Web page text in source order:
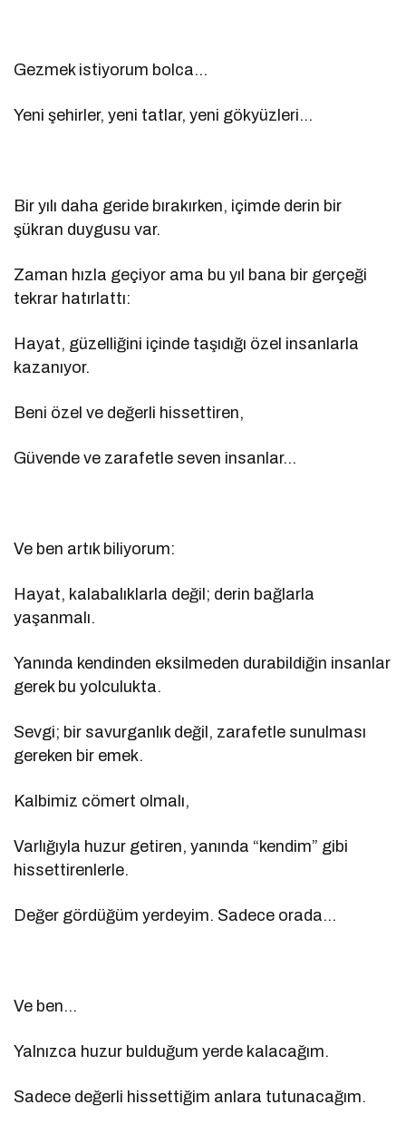
Gezmek istiyorum bolca…
Yeni şehirler, yeni tatlar, yeni gökyüzleri…
Bir yılı daha geride bırakırken, içimde derin bir
şükran duygusu var.
Zaman hızla geçiyor ama bu yıl bana bir gerçeği
tekrar hatırlattı:
Hayat, güzelliğini içinde taşıdığı özel insanlarla
kazanıyor.
Beni özel ve değerli hissettiren,
Güvende ve zarafetle seven insanlar…
Ve ben artık biliyorum:
Hayat, kalabalıklarla değil; derin bağlarla
yaşanmalı.
Yanında kendinden eksilmeden durabildiğin insanlar
gerek bu yolculukta.
Sevgi; bir savurganlık değil, zarafetle sunulması
gereken bir emek.
Kalbimiz cömert olmalı,
Varlığıyla huzur getiren, yanında “kendim” gibi
hissettirenlerle.
Değer gördüğüm yerdeyim. Sadece orada…
Ve ben…
Yalnızca huzur bulduğum yerde kalacağım.
Sadece değerli hissettiğim anlara tutunacağım.